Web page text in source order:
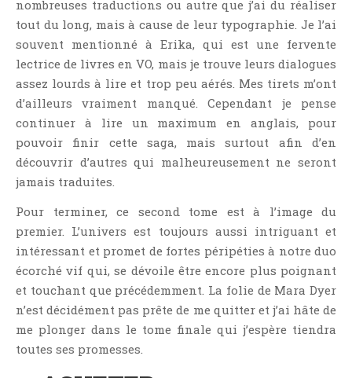
nombreuses traductions ou autre que j’ai du réaliser
tout du long, mais à cause de leur typographie. Je l’ai
souvent mentionné à Erika, qui est une fervente
lectrice de livres en VO, mais je trouve leurs dialogues
assez lourds à lire et trop peu aérés. Mes tirets m’ont
d’ailleurs vraiment manqué. Cependant je pense
continuer à lire un maximum en anglais, pour
pouvoir finir cette saga, mais surtout afin d’en
découvrir d’autres qui malheureusement ne seront
jamais traduites.
Pour terminer, ce second tome est à l’image du
premier. L’univers est toujours aussi intriguant et
intéressant et promet de fortes péripéties à notre duo
écorché vif qui, se dévoile être encore plus poignant
et touchant que précédemment. La folie de Mara Dyer
n’est décidément pas prête de me quitter et j’ai hâte de
me plonger dans le tome finale qui j’espère tiendra
toutes ses promesses.